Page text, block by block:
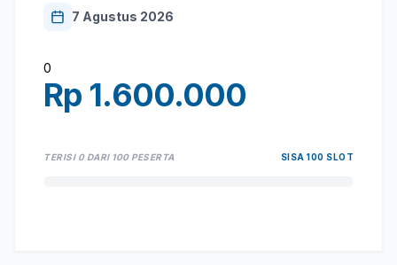
7 Agustus 2026
0
Rp 1.600.000
TERISI 0DARI 100PESERTA SISA 100 SLOT